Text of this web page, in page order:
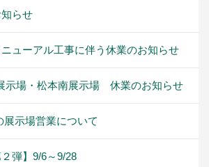
らせ
ニューアル工事に伴う休業のお知らせ
示場・松本南展示場 休業のお知らせ
展示場営業について
弾】9/6～9/28